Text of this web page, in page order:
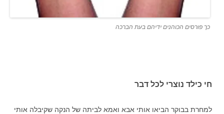
כך פורסים הכוהנים ידיהם בעת הברכה
חי כילד נוצרי לכל דבר
למחרת בבוקר הביאו אותי אבא ואמא לביתה של הנקה שקיבלה אותי